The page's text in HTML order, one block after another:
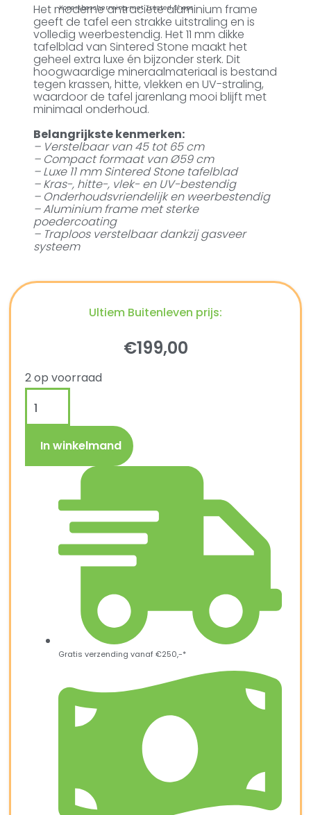
Kopersbescherming met Trusted Shops
Het moderne antraciete aluminium frame
geeft de tafel een strakke uitstraling en is
volledig weerbestendig. Het 11 mm dikke
tafelblad van Sintered Stone maakt het
geheel extra luxe én bijzonder sterk. Dit
hoogwaardige mineraalmateriaal is bestand
tegen krassen, hitte, vlekken en UV-straling,
waardoor de tafel jarenlang mooi blijft met
minimaal onderhoud.
Belangrijkste kenmerken:
– Verstelbaar van 45 tot 65 cm
– Compact formaat van Ø59 cm
– Luxe 11 mm Sintered Stone tafelblad
– Kras-, hitte-, vlek- en UV-bestendig
– Onderhoudsvriendelijk en weerbestendig
– Aluminium frame met sterke
poedercoating
– Traploos verstelbaar dankzij gasveer
systeem
Ultiem Buitenleven prijs:
€199,00
2 op voorraad
In winkelmand
Gratis verzending vanaf €250,-*